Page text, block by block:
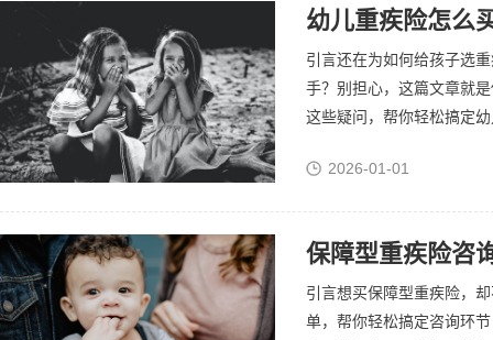
幼儿重疾险怎么
引言还在为如何给孩子选
手？别担心，这篇文章就
这些疑问，帮你轻松搞定
2026-01-01
保障型重疾险咨
引言想买保障型重疾险，
单，帮你轻松搞定咨询环